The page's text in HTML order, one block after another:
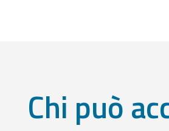
Chi può